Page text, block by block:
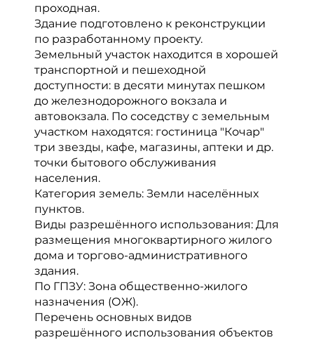
проходная.
Здание подготовлено к реконструкции
по разработанному проекту.
Земельный участок находится в хорошей
транспортной и пешеходной
доступности: в десяти минутах пешком
до железнодорожного вокзала и
автовокзала. По соседству с земельным
участком находятся: гостиница "Кочар"
три звезды, кафе, магазины, аптеки и др.
точки бытового обслуживания
населения.
Категория земель: Земли населённых
пунктов.
Виды разрешённого использования: Для
размещения многоквартирного жилого
дома и торгово-административного
здания.
По ГПЗУ: Зона общественно-жилого
назначения (ОЖ).
Перечень основных видов
разрешённого использования объектов